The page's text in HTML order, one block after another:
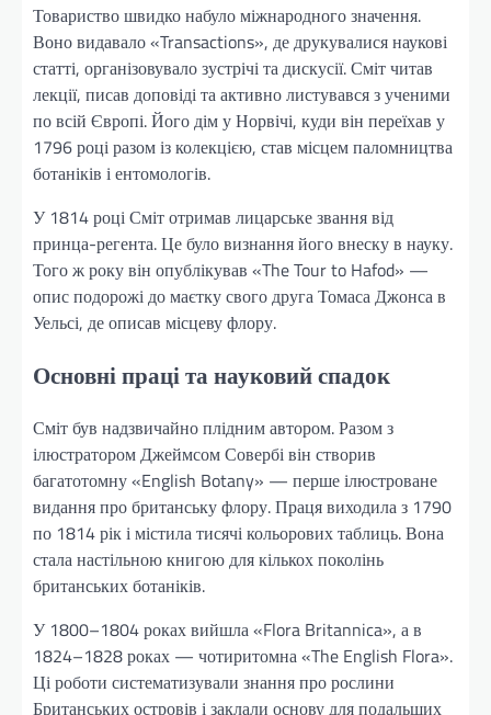
Товариство швидко набуло міжнародного значення.
Воно видавало «Transactions», де друкувалися наукові
статті, організовувало зустрічі та дискусії. Сміт читав
лекції, писав доповіді та активно листувався з ученими
по всій Європі. Його дім у Норвічі, куди він переїхав у
1796 році разом із колекцією, став місцем паломництва
ботаніків і ентомологів.
У 1814 році Сміт отримав лицарське звання від
принца-регента. Це було визнання його внеску в науку.
Того ж року він опублікував «The Tour to Hafod» —
опис подорожі до маєтку свого друга Томаса Джонса в
Уельсі, де описав місцеву флору.
Основні праці та науковий спадок
Сміт був надзвичайно плідним автором. Разом з
ілюстратором Джеймсом Совербі він створив
багатотомну «English Botany» — перше ілюстроване
видання про британську флору. Праця виходила з 1790
по 1814 рік і містила тисячі кольорових таблиць. Вона
стала настільною книгою для кількох поколінь
британських ботаніків.
У 1800–1804 роках вийшла «Flora Britannica», а в
1824–1828 роках — чотиритомна «The English Flora».
Ці роботи систематизували знання про рослини
Британських островів і заклали основу для подальших